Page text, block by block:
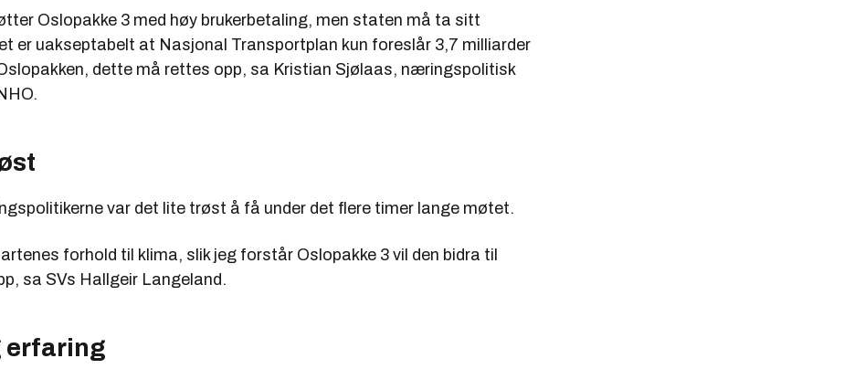
Oslopakke 3 med høy brukerbetaling, men staten må ta sitt
er uakseptabelt at Nasjonal Transportplan kun foreslår 3,7 milliarder
dette må rettes opp, sa Kristian Sjølaas, næringspolitisk
var det lite trøst å få under det flere timer lange møtet.
forhold til klima, slik jeg forstår Oslopakke 3 vil den bidra til
sa SVs Hallgeir Langeland.
erfaring